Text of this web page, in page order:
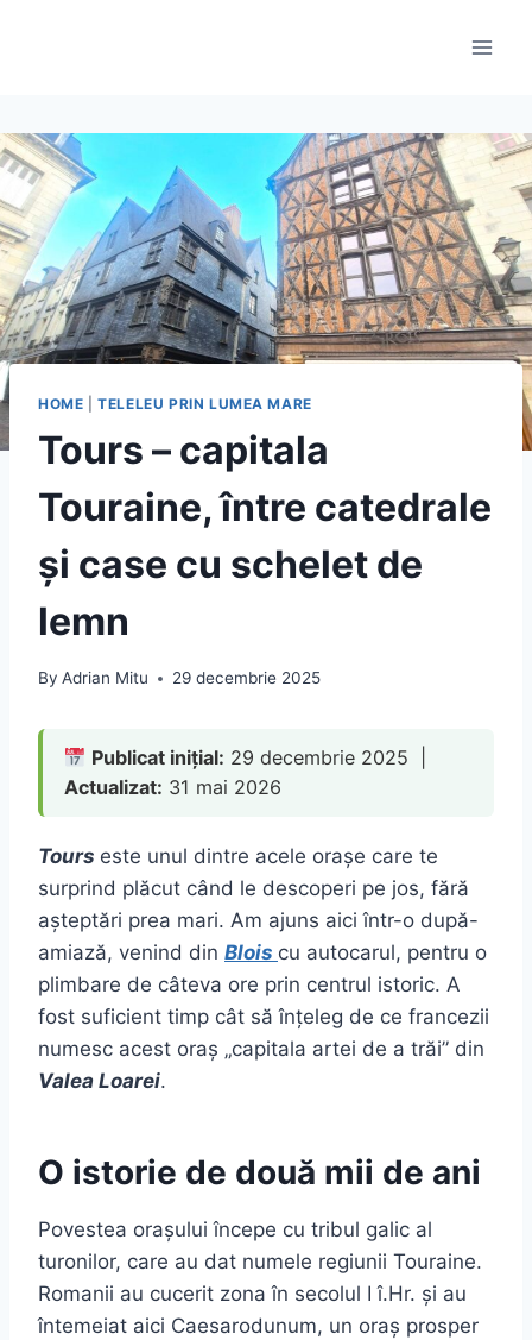
HOME |TELELEU PRIN LUMEA MARE
Tours – capitala
Touraine, între catedrale
și case cu schelet de
lemn
By Adrian Mitu 29 decembrie 2025
Publicat inițial: 29 decembrie 2025 |
Actualizat: 31 mai 2026
Tours este unul dintre acele orașe care te
surprind plăcut când le descoperi pe jos, fără
așteptări prea mari. Am ajuns aici într-o după-
amiază, venind din Blois cu autocarul, pentru o
plimbare de câteva ore prin centrul istoric. A
fost suficient timp cât să înțeleg de ce francezii
numesc acest oraș „capitala artei de a trăi” din
Valea Loarei.
O istorie de două mii de ani
Povestea orașului începe cu tribul galic al
turonilor, care au dat numele regiunii Touraine.
Romanii au cucerit zona în secolul I î.Hr. și au
întemeiat aici Caesarodunum, un oraș prosper